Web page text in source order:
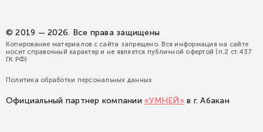
© 2019 — 2026. Все права защищены
Копирование материалов с сайта запрещено. Вся информация на сайте
носит справочный характер и не является публичной офертой (п.2 ст.437
ГК РФ)
Политика обработки персональных данных
Официальный партнер компании «УМНЕЙ» в г. Абакан